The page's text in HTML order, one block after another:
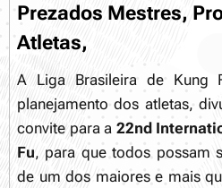
Prezados Mestres,
Atletas,
A Liga Brasileira de Kung
planejamento dos atletas,
convite para a 22nd
Fu, para que todos possam
de um dos maiores e mais